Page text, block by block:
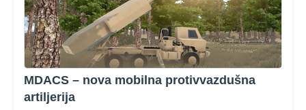
MDACS – nova mobilna protivvazdušna
artiljerija